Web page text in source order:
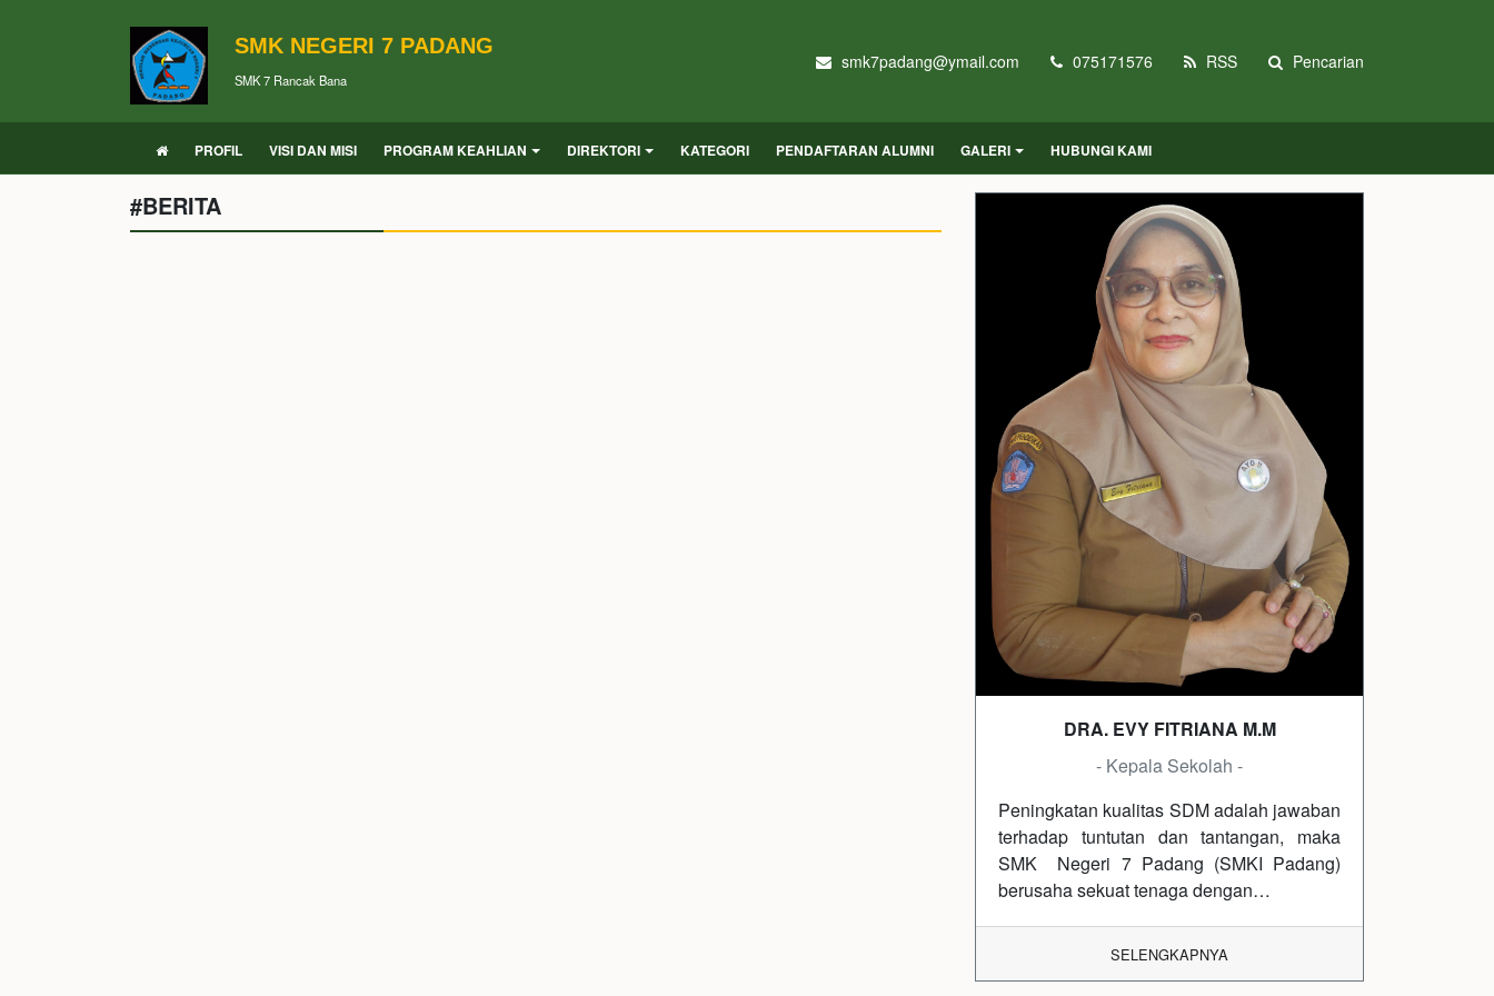
SMK NEGERI 7 PADANG
SMK 7 Rancak Bana
smk7padang@ymail.com 075171576 RSS Pencarian
PROFIL VISI DAN MISI PROGRAM KEAHLIAN DIREKTORI KATEGORI PENDAFTARAN ALUMNI GALERI HUBUNGI KAMI
#BERITA
DRA. EVY FITRIANA M.M
- Kepala Sekolah -
Peningkatan kualitas SDM adalah jawaban
terhadap tuntutan dan tantangan, maka
SMK Negeri 7 Padang (SMKI Padang)
berusaha sekuat tenaga dengan…
SELENGKAPNYA